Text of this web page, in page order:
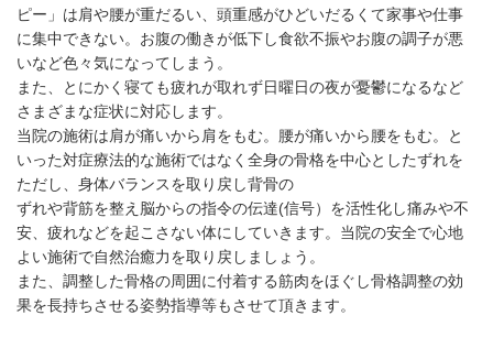
ピー」は肩や腰が重だるい、頭重感がひどいだるくて家事や仕事
に集中できない。お腹の働きが低下し食欲不振やお腹の調子が悪
いなど色々気になってしまう。
また、とにかく寝ても疲れが取れず日曜日の夜が憂鬱になるなど
さまざまな症状に対応します。
当院の施術は肩が痛いから肩をもむ。腰が痛いから腰をもむ。と
いった対症療法的な施術ではなく全身の骨格を中心としたずれを
ただし、身体バランスを取り戻し背骨の
ずれや背筋を整え脳からの指令の伝達(信号）を活性化し痛みや不
安、疲れなどを起こさない体にしていきます。当院の安全で心地
よい施術で自然治癒力を取り戻しましょう。
また、調整した骨格の周囲に付着する筋肉をほぐし骨格調整の効
果を長持ちさせる姿勢指導等もさせて頂きます。